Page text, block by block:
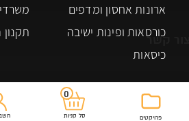
קשר
ארונות אחסון ומדפים
כורסאות ופינות ישיבה
כיסאות
פרויקטים
0
סל קניות